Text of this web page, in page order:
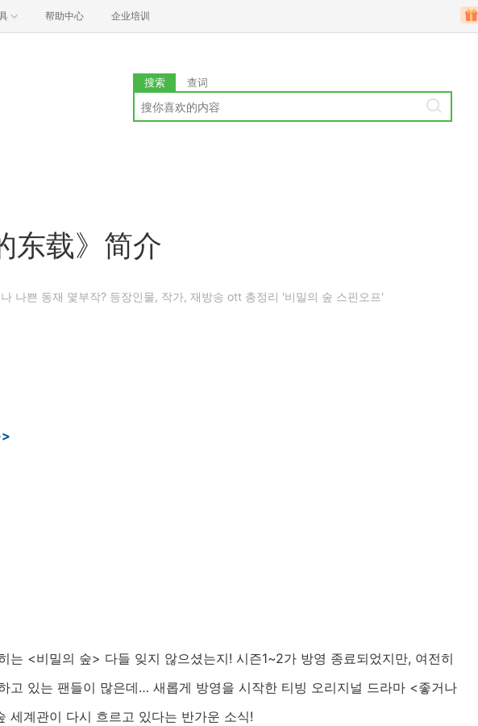
帮助中心 企业培训
搜索 查词
东载》简介
나쁜 동재 몇부작? 등장인물, 작가, 재방송 ott 총정리 '비밀의 숲 스핀오프'
는 <비밀의 숲> 다들 잊지 않으셨는지! 시즌1~2가 방영 종료되었지만, 여전히
고 있는 팬들이 많은데… 새롭게 방영을 시작한 티빙 오리지널 드라마 <좋거나
세계관이 다시 흐르고 있다는 반가운 소식!